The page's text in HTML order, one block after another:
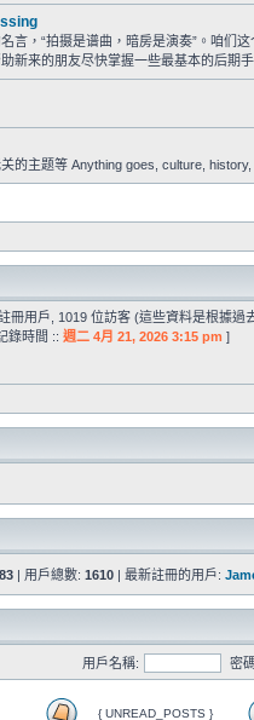
言，“拍摄是谱曲，暗房是演奏”。咱们
新来的朋友尽快掌握一些最基本的后期
的主题等 Anything goes, culture,
冊用戶, 1019 位訪客 (這些資料是根據過
錄時間 :: 週二 4月 21, 2026 3:15 pm ]
| 用戶總數: 1610 | 最新註冊的用戶:
用戶名稱: 密
{ UNREAD_POSTS }